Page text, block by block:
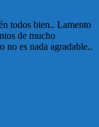
todos bien.. Lamento
de mucho
no es nada agradable..